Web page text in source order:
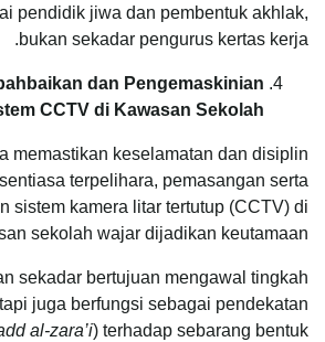
pendidik jiwa dan pembentuk akhlak,
bukan sekadar pengurus kertas kerja.
dan Pengemaskinian
CCTV di Kawasan Sekolah
memastikan keselamatan dan disiplin
terpelihara, pemasangan serta
sistem kamera litar tertutup (CCTV) di
sekolah wajar dijadikan keutamaan.
sekadar bertujuan mengawal tingkah
juga berfungsi sebagai pendekatan
al-zara’i) terhadap sebarang bentuk